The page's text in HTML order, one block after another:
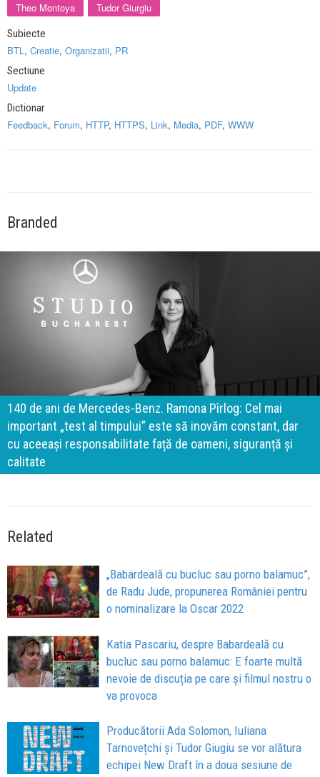
Theo Montoya
Tudor Giurgiu
Subiecte
BTL, Creatie, Organizatii, PR
Sectiune
Update
Dictionar
Feedback, Forum, HTTP, HTTPS, Link, Media, PDF, WWW
Branded
140 de ani de Mercedes-Benz. Ramona Pîrlog: Cel mai
important „test al timpului” este să inovăm constant, dar
cu aceeași responsabilitate față de oameni, siguranță și
calitate
Related
„Babardeală cu bucluc sau porno balamuc”,
de Radu Jude, propunerea României pentru
o nominalizare la Oscar 2022
Katia Pascariu, despre Babardeală cu
bucluc sau porno balamuc: E foarte multă
nevoie de discuția pe care și filmul nostru o
va provoca
Producătorii Ada Solomon, Iuliana
Tarnovețchi și Tudor Giugiu se vor alătura
echipei New Draft în a doua sesiune de